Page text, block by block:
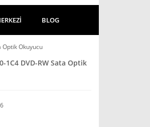
BLOG
Optik Okuyucu
1C4 DVD-RW Sata Optik